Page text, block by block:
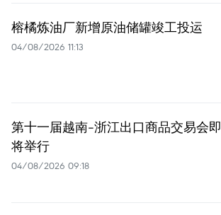
榕橘炼油厂新增原油储罐竣工投运
04/08/2026 11:13
第十一届越南-浙江出口商品交易会即
将举行
04/08/2026 09:18